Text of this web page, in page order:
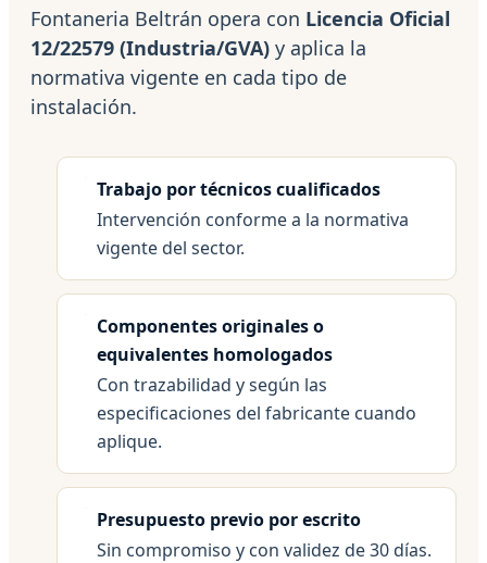
Fontaneria Beltrán opera con Licencia Oficial
12/22579 (Industria/GVA) y aplica la
normativa vigente en cada tipo de
instalación.
Trabajo por técnicos cualificados
Intervención conforme a la normativa
vigente del sector.
Componentes originales o
equivalentes homologados
Con trazabilidad y según las
especificaciones del fabricante cuando
aplique.
Presupuesto previo por escrito
Sin compromiso y con validez de 30 días.